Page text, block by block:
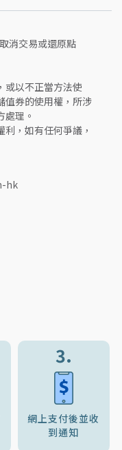
消交易或還原點
或以不正當方法使
值券的使用權，所涉
理。
，如有任何爭議，
hk
3.
網上支付後並收
到通知